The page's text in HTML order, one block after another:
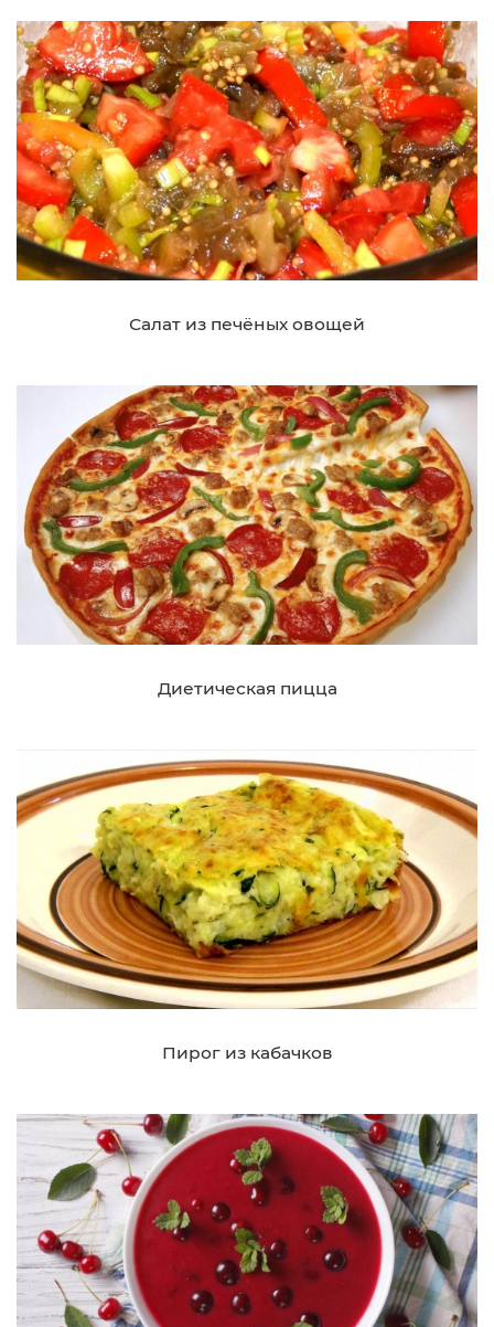
Салат из печёных овощей
Диетическая пицца
Пирог из кабачков